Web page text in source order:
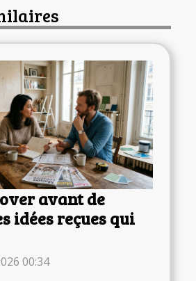
avant de
idées reçues qui
00:34